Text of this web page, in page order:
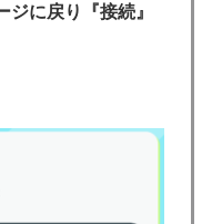
に戻り『接続』